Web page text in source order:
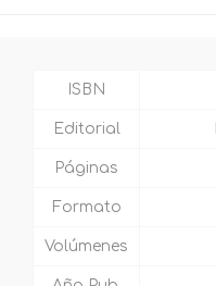
ISBN
Editorial
Páginas
Formato
Volúmenes